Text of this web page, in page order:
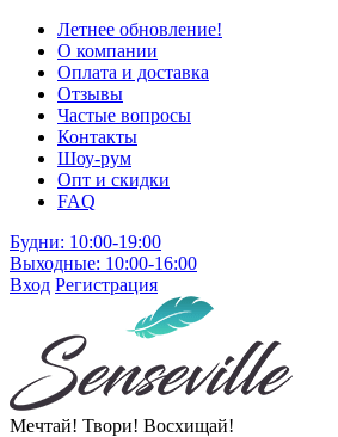
Летнее обновление!
О компании
Оплата и доставка
Отзывы
Частые вопросы
Контакты
Шоу-рум
Опт и скидки
FAQ
Будни: 10:00-19:00
Выходные: 10:00-16:00
Вход Регистрация
Мечтай! Твори! Восхищай!